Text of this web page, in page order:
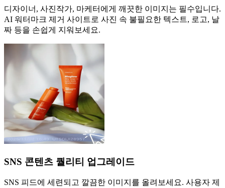
디자이너, 사진작가, 마케터에게 깨끗한 이미지는 필수입니다.
AI 워터마크 제거 사이트로 사진 속 불필요한 텍스트, 로고, 날
짜 등을 손쉽게 지워보세요.
SNS 콘텐츠 퀄리티 업그레이드
SNS 피드에 세련되고 깔끔한 이미지를 올려보세요. 사용자 제